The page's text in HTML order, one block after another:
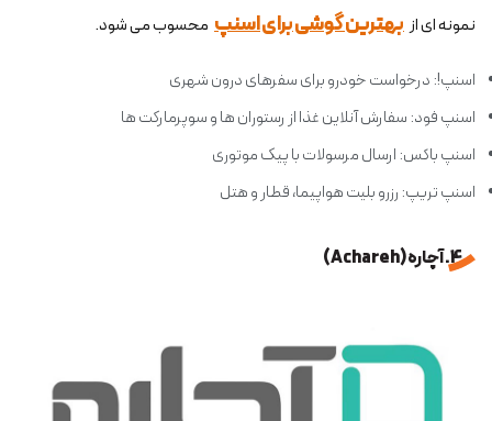
نمونه ای از بهترین گوشی برای اسنپ محسوب می شود.
اسنپ!: درخواست خودرو برای سفرهای درون شهری
اسنپ فود: سفارش آنلاین غذا از رستوران ها و سوپرمارکت ها
اسنپ باکس: ارسال مرسولات با پیک موتوری
اسنپ تریپ: رزرو بلیت هواپیما، قطار و هتل
4. آچاره (Achareh)